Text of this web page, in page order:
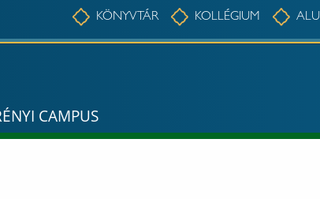
KÖNYVTÁR KOLLÉGIUM
CAMPUS